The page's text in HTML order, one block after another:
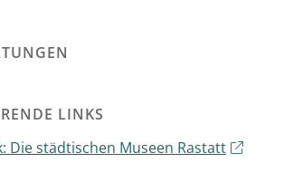
LINKS
Die städtischen Museen Rastatt